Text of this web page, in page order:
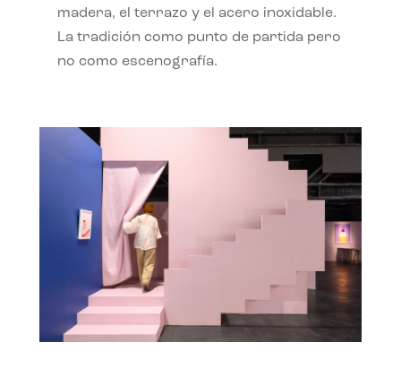
madera, el terrazo y el acero inoxidable.
La tradición como punto de partida pero
no como escenografía.